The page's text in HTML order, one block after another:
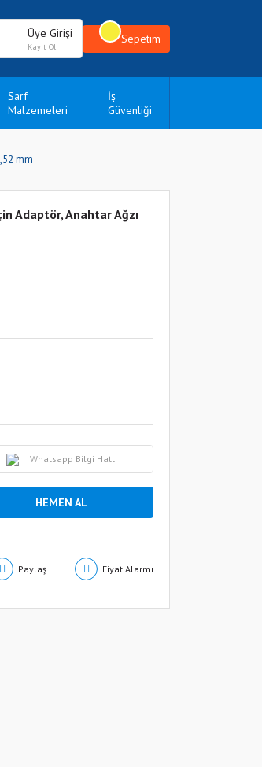
Üye Girişi
Kayıt Ol
Sepetim
Sarf
Malzemeleri
İş
Güvenliği
mm
Adaptör, Anahtar Ağzı
Whatsapp Bilgi Hattı
HEMEN AL
Paylaş Fiyat Alarmı